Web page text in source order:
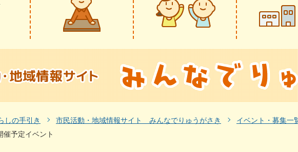
しの手引き 市民活動・地域情報サイト みんなでりゅうがさき
イベント・募集一
催予定イベント